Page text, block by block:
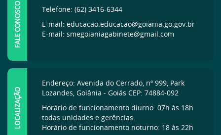
FALE CONOSCO
Telefone: (62) 3416-6344
E-mail: educacao.educacao@goiania.go.gov.br
E-mail: smegoianiagabinete@gmail.com
LOCALIZAÇÃO
Endereço: Avenida do Cerrado, nº 999, Park
Lozandes, Goiânia - Goiás CEP: 74884-092
Horário de funcionamento diurno: 07h às 18h
todas unidades e gerências.
Horário de funcionamento noturno: 18 às 22h